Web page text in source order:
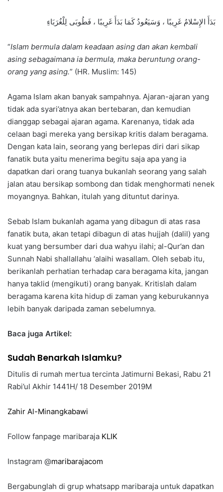
بَدَأَ الإِسْلامُ غَرِيبًا ، وَسَيَعُودُ كَمَا بَدَأَ غَرِيبًا ، فَطُوبَى لِلْغُرَبَاءِ
“Islam bermula dalam keadaan asing dan akan kembali
asing sebagaimana ia bermula, maka beruntung orang-
orang yang asing.” (HR. Muslim: 145)
Agama Islam akan banyak sampahnya. Ajaran-ajaran yang
tidak ada syari’atnya akan bertebaran, dan kemudian
dianggap sebagai ajaran agama. Karenanya, tidak ada
celaan bagi mereka yang bersikap kritis dalam beragama.
Dengan kata lain, seorang yang berlepas diri dari sikap
fanatik buta yaitu menerima begitu saja apa yang ia
dapatkan dari orang tuanya bukanlah seorang yang salah
jalan atau bersikap sombong dan tidak menghormati nenek
moyangnya. Bahkan, itulah yang dituntut darinya.
Sebab Islam bukanlah agama yang dibagun di atas rasa
fanatik buta, akan tetapi dibagun di atas hujjah (dalil) yang
kuat yang bersumber dari dua wahyu ilahi; al-Qur’an dan
Sunnah Nabi shallallahu ‘alaihi wasallam. Oleh sebab itu,
berikanlah perhatian terhadap cara beragama kita, jangan
hanya taklid (mengikuti) orang banyak. Kritislah dalam
beragama karena kita hidup di zaman yang keburukannya
lebih banyak daripada zaman sebelumnya.
Baca juga Artikel:
Sudah Benarkah Islamku?
Ditulis di rumah mertua tercinta Jatimurni Bekasi, Rabu 21
Rabi’ul Akhir 1441H/ 18 Desember 2019M
Zahir Al-Minangkabawi
Follow fanpage maribaraja KLIK
Instagram @maribarajacom
Bergabunglah di grup whatsapp maribaraja untuk dapatkan